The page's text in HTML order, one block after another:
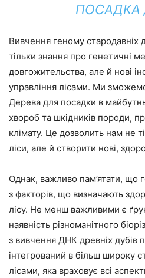
ПОСАДКА
Вивчення геному стародавніх
тільки знання про генетичні
довгожительства, але й нові
управління лісами. Ми
Дерева для посадки в
хвороб та шкідників породи,
клімату. Це дозволить нам не
ліси, але й створити нові,
Однак, важливо пам’ятати, що
з факторів, що визначають
лісу. Не менш важливими є
наявність різноманітного
з вивчення ДНК древніх дубів
інтегрований в більш широку
лісами, яка враховує всі